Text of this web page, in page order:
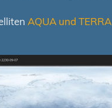
AQUA und TERRA